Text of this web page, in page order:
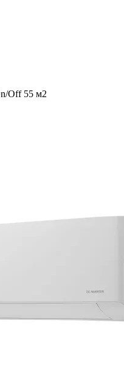
Off 55 м2